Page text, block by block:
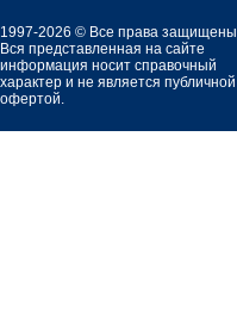
1997-2026 © Все права защищены
Вся представленная на сайте
информация носит справочный
характер и не является публичной
офертой.